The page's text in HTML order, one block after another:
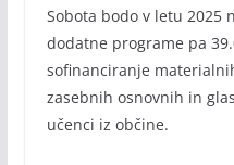
Sobota bodo v letu 2025
dodatne programe pa
sofinanciranje
zasebnih osnovnih in
učenci iz občine.